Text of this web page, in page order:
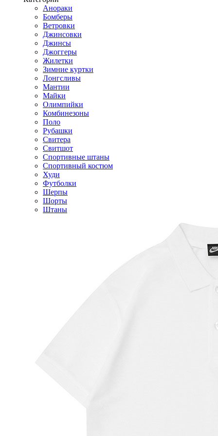
Анораки
Бомберы
Ветровки
Джинсовки
Джинсы
Джоггеры
Жилетки
Зимние куртки
Лонгсливы
Мантии
Майки
Олимпийки
Комбинезоны
Поло
Рубашки
Свитера
Свитшот
Спортивные штаны
Спортивный костюм
Худи
Футболки
Шерпы
Шорты
Штаны